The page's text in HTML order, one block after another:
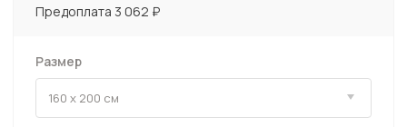
Предоплата 3 062 ₽
Размер